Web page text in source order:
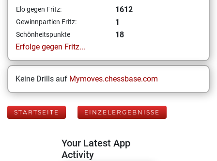
Elo gegen Fritz: 1612
Gewinnpartien Fritz: 1
Schönheitspunkte
18
Erfolge gegen Fritz...
Keine Drills auf Mymoves.chessbase.com
STARTSEITE EINZELERGEBNISSE
Your Latest App
Activity